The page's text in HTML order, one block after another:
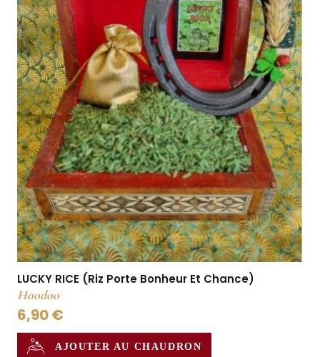
LUCKY RICE (Riz Porte Bonheur Et Chance)
Hoodoo
6,90 €
AJOUTER AU CHAUDRON